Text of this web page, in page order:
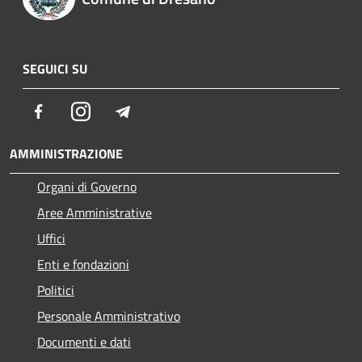
SEGUICI SU
FacebookInstagram
AMMINISTRAZIONE
Organi di Governo
Aree Amministrative
Uffici
Enti e fondazioni
Politici
Personale Amministrativo
Documenti e dati